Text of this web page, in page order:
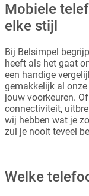
Mobiele
elke stijl
Bij Belsimpel
heeft als het gaat
een handige
gemakkelijk al
jouw voorkeuren.
connectiviteit,
wij hebben wat je
zul je nooit teveel
Welke